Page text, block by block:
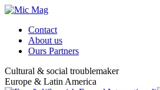
Contact
About us
Ours Partners
Cultural & social troublemaker
Europe & Latin America